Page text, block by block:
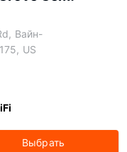
Вайн-
US
Выбрать